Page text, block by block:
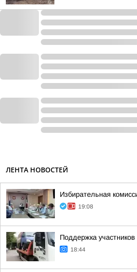
ЛЕНТА НОВОСТЕЙ
Избирательная
19:08
Поддержка
18:44